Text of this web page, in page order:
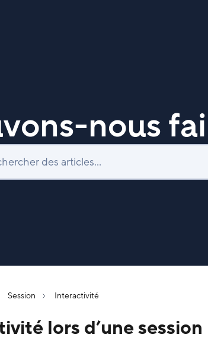
nous
Session Interactivité
lors d’une session